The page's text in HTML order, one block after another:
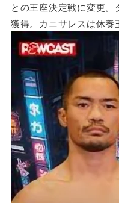
との王座決定戦に変更
獲得。カニサレスは休養